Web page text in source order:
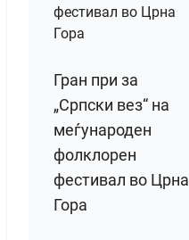
Гран при за
„Српски вез“ на
меѓународен
фолклорен
фестивал во Црна
Гора